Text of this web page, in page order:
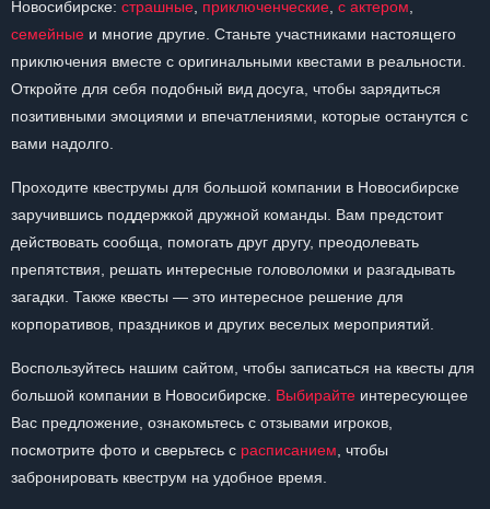
Новосибирске: страшные приключенческие с актером
семейные и многие другие. Станьте участниками настоящего
приключения вместе с оригинальными квестами в реальности.
Откройте для себя подобный вид досуга, чтобы зарядиться
позитивными эмоциями и впечатлениями, которые останутся с
вами надолго.
Проходите квеструмы для большой компании в Новосибирске
заручившись поддержкой дружной команды. Вам предстоит
действовать сообща, помогать друг другу, преодолевать
препятствия, решать интересные головоломки и разгадывать
загадки. Также квесты — это интересное решение для
корпоративов, праздников и других веселых мероприятий.
Воспользуйтесь нашим сайтом, чтобы записаться на квесты для
большой компании в Новосибирске. Выбирайте интересующее
Вас предложение, ознакомьтесь с отзывами игроков,
посмотрите фото и сверьтесь с расписанием , чтобы
забронировать квеструм на удобное время.